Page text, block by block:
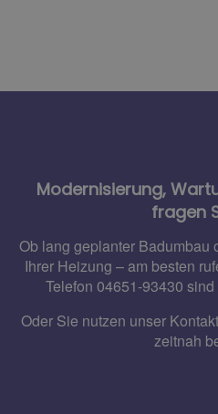
Modernisierung,
fragen
Ob lang geplanter Badumbau
Ihrer Heizung – am besten
Telefon 04651-93430
Oder Sie nutzen unser
zeitnah